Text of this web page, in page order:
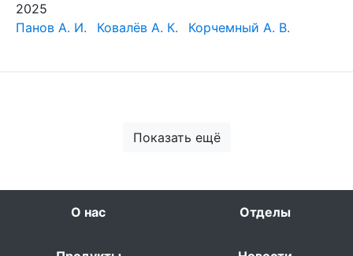
2025
Панов А. И.
Ковалёв А. К. Корчемный А. В.
Показать ещё
О нас Отделы